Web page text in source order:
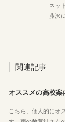
ネッ
藤沢
関連記事
オススメの高校案
こちら、個人的にオ